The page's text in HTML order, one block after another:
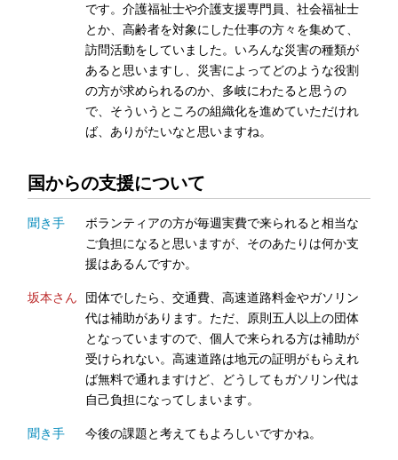
です。介護福祉士や介護支援専門員、社会福祉士
とか、高齢者を対象にした仕事の方々を集めて、
訪問活動をしていました。いろんな災害の種類が
あると思いますし、災害によってどのような役割
の方が求められるのか、多岐にわたると思うの
で、そういうところの組織化を進めていただけれ
ば、ありがたいなと思いますね。
国からの支援について
聞き手
ボランティアの方が毎週実費で来られると相当な
ご負担になると思いますが、そのあたりは何か支
援はあるんですか。
坂本さん 団体でしたら、交通費、高速道路料金やガソリン
代は補助があります。ただ、原則五人以上の団体
となっていますので、個人で来られる方は補助が
受けられない。高速道路は地元の証明がもらえれ
ば無料で通れますけど、どうしてもガソリン代は
自己負担になってしまいます。
聞き手
今後の課題と考えてもよろしいですかね。